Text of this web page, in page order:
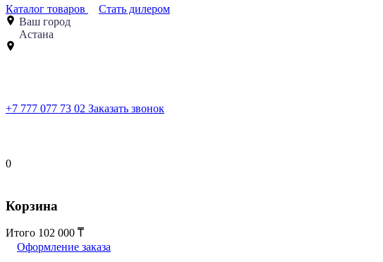
Каталог товаров
Стать дилером
Ваш город
Астана
+7 777 077 73 02 Заказать звонок
0
Корзина
Итого 102 000
Оформление заказа